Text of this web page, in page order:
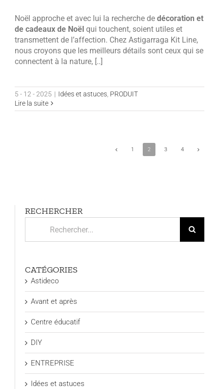
Noël approche et avec lui la recherche de décoration et
de cadeaux de Noël qui touchent, soient utiles et
transmettent de l’affection. Chez Astigarraga Kit Line,
nous croyons que les meilleurs détails sont ceux qui se
connectent à la nature, [..]
5 - 12 - 2025 | Idées et astuces, PRODUIT
Lire la suite
1 2 3 4
RECHERCHER
CATÉGORIES
Astideco
Avant et après
Centre éducatif
DIY
ENTREPRISE
Idées et astuces